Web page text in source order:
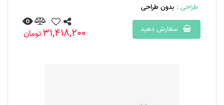
طراحی : بدون طراحی
سفارش دهید
31,418,200تومان